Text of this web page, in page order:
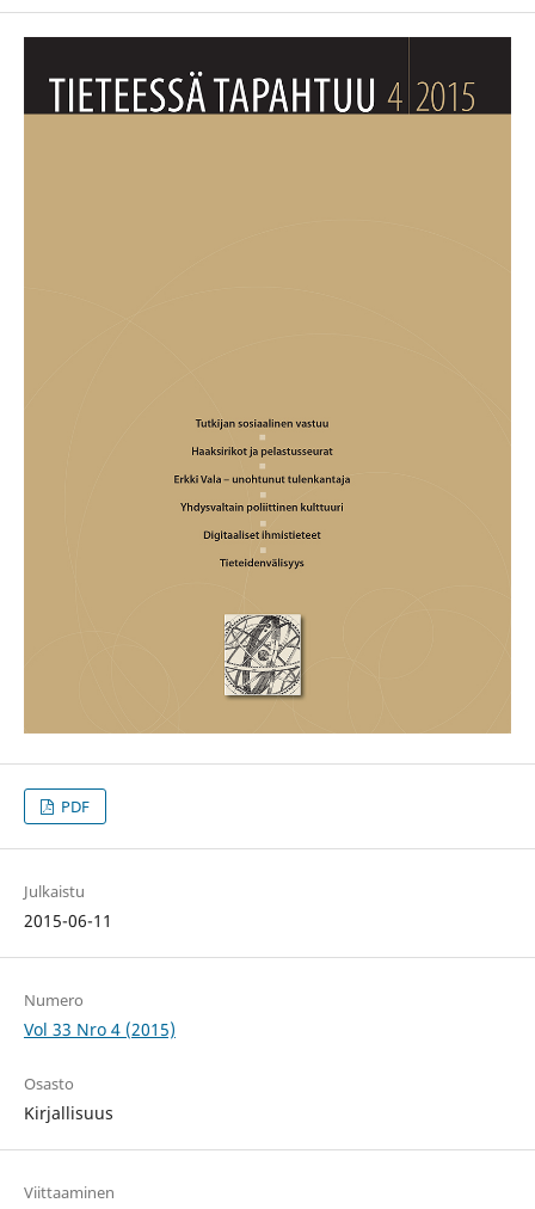
PDF
Julkaistu
2015-06-11
Numero
Vol 33 Nro 4 (2015)
Osasto
Kirjallisuus
Viittaaminen